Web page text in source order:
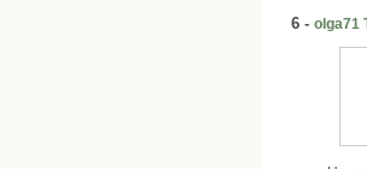
6 - olga71